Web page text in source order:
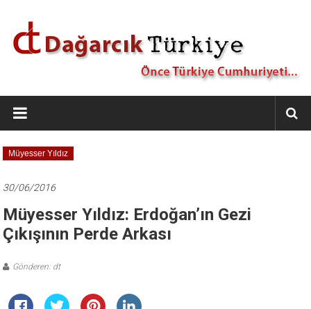
Dağarcık
Türkiye
Önce
Türkiye
Müyesser Yıldız
30/06/2016
Müyesser Yıldız: Erdoğan’ın Gezi
Çıkışının Perde Arkası
Gönderen: dt